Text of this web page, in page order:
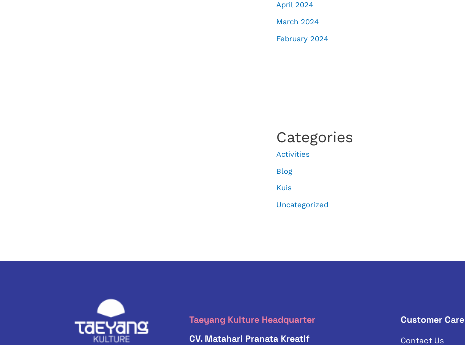
April 2024
March 2024
February 2024
Categories
Activities
Blog
Kuis
Uncategorized
Taeyang Kulture Headquarter
CV. Matahari Pranata Kreatif
Customer Care
Contact Us